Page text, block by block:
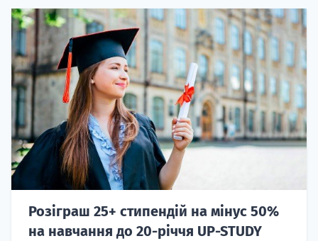
Розіграш 25+ стипендій на мінус 50%
на навчання до 20-річчя UP-STUDY